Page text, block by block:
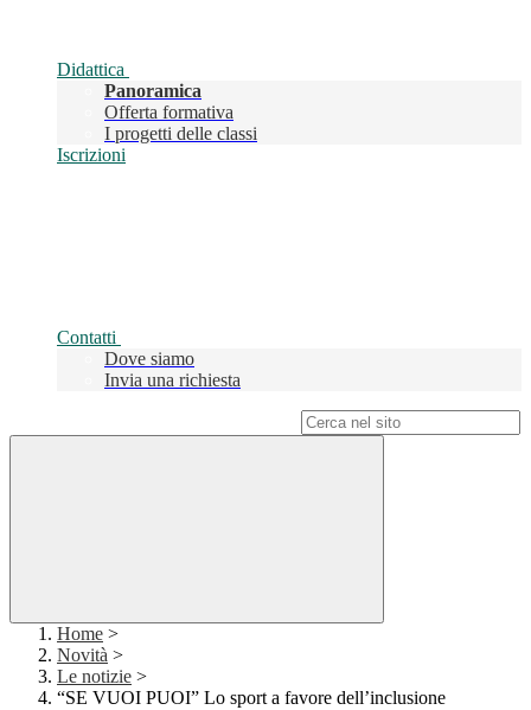
Didattica
Panoramica
Offerta formativa
I progetti delle classi
Iscrizioni
Contatti
Dove siamo
Invia una richiesta
Home >
Novità >
Le notizie >
“SE VUOI PUOI” Lo sport a favore dell’inclusione